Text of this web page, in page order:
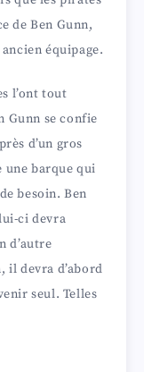
de Ben Gunn,
équipage.
l’ont tout
Gunn se confie
d’un gros
une barque qui
besoin. Ben
ci devra
d’autre
il devra d’abord
seul. Telles